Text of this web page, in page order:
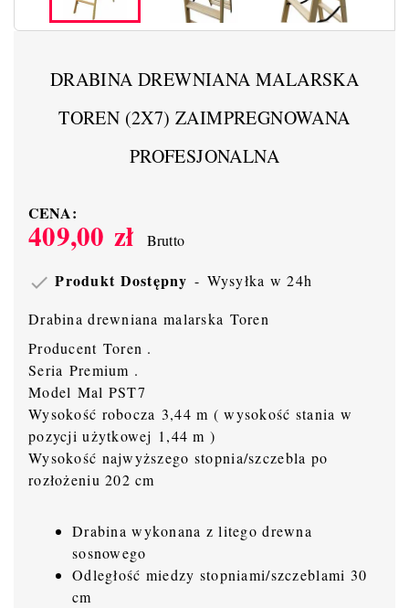
DRABINA DREWNIANA MALARSKA
TOREN (2X7) ZAIMPREGNOWANA
PROFESJONALNA
CENA:
409,00 zł Brutto
 Produkt Dostępny Wysyłka w 24h
Drabina drewniana malarska Toren
Producent Toren .
Seria Premium .
Model Mal PST7
Wysokość robocza 3,44 m ( wysokość stania w
pozycji użytkowej 1,44 m )
Wysokość najwyższego stopnia/szczebla po
rozłożeniu 202 cm
Drabina wykonana z litego drewna
sosnowego
Odległość miedzy stopniami/szczeblami 30
cm